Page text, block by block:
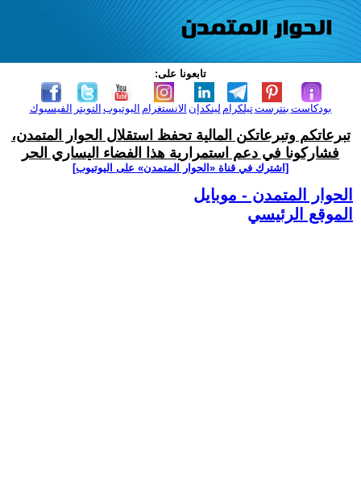
تابعونا على:
الفيسبوك التويتر اليوتيوب الانستغرام لينكدإن تيلكرامبنترست بودكاست
تبرعاتكم وتبرعاتكن المالية تحفظ استقلال الحوار المتمدن،
فشاركونا في دعم استمرارية هذا الفضاء اليساري الحر
[اشترك في قناة ‫«الحوار المتمدن» على اليوتيوب]
الحوار المتمدن - موبايل
الموقع الرئيسي